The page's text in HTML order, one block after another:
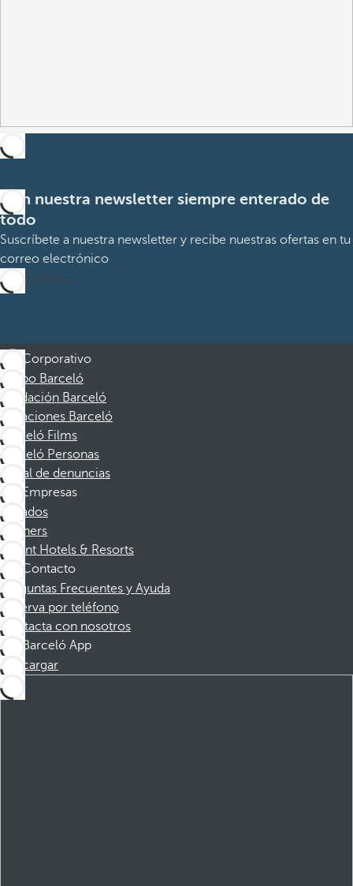
Con nuestra newsletter siempre enterado de
todo
Suscríbete a nuestra newsletter y recibe nuestras ofertas en tu
correo electrónico
Suscribirme
Corporativo
Grupo Barceló
Fundación Barceló
Vacaciones Barceló
Barceló Films
Barceló Personas
Canal de denuncias
Empresas
Afiliados
Partners
Dorint Hotels & Resorts
Contacto
Preguntas Frecuentes y Ayuda
Reserva por teléfono
Contacta con nosotros
Barceló App
Descargar